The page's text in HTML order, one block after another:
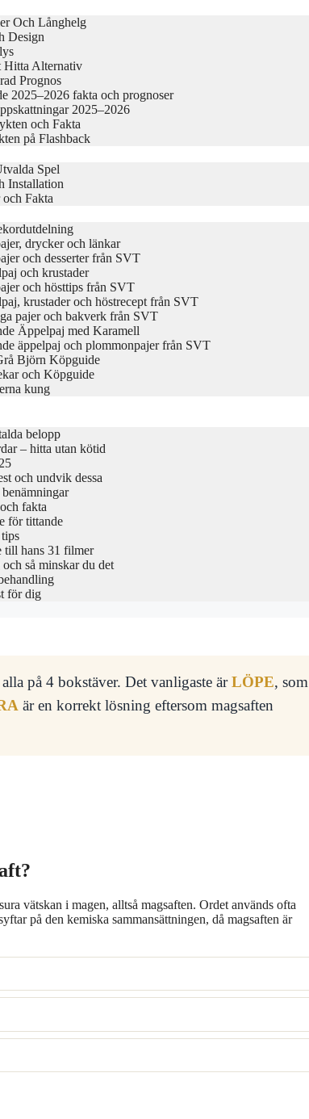
Och Långhelg
Design
Hitta Alternativ
Prognos
2025–2026 fakta och prognoser
2025–2026
och Fakta
på Flashback
Spel
Installation
Fakta
drycker och länkar
och desserter från SVT
och krustader
och hösttips från SVT
krustader och höstrecept från SVT
pajer och bakverk från SVT
Äppelpaj med Karamell
äppelpaj och plommonpajer från SVT
Björn Köpguide
och Köpguide
kung
belopp
– hitta utan kötid
och undvik dessa
fakta
för tittande
till hans 31 filmer
så minskar du det
för dig
på 4 bokstäver. Det vanligaste ärLÖPE, som
är en korrekt lösning eftersom magsaften
vätskan i magen, alltså magsaften. Ordet används ofta
på den kemiska sammansättningen, då magsaften är